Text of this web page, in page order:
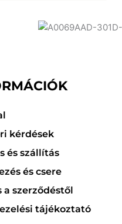
kérdések
és szállítás
és csere
a szerződéstől
tájékoztató